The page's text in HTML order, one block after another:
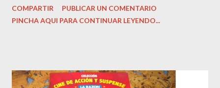
imagen editorial. Condición: Bien. Hojas amarillentas por el
tiempo. Precio: 1.99 Euros. Andrew es un abogado prometedor
COMPARTIR
PUBLICAR UN COMENTARIO
PINCHA AQUI PARA CONTINUAR LEYENDO...